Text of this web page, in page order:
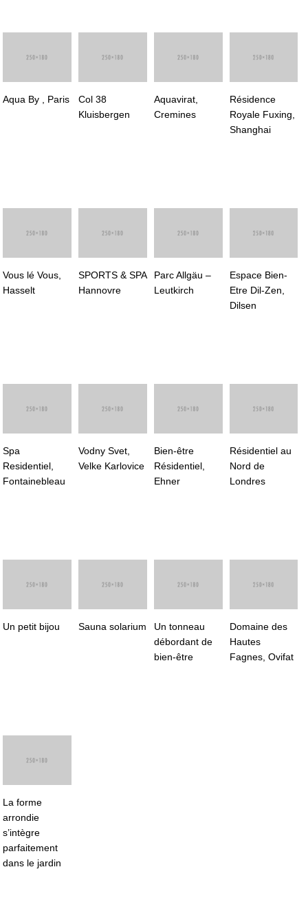
Aqua By , Paris
Col 38
Kluisbergen
Aquavirat,
Cremines
Résidence
Royale Fuxing,
Shanghai
Vous lé Vous,
Hasselt
SPORTS & SPA
Hannovre
Parc Allgäu –
Leutkirch
Espace Bien-
Etre Dil-Zen,
Dilsen
Spa
Residentiel,
Fontainebleau
Vodny Svet,
Velke Karlovice
Bien-être
Résidentiel,
Ehner
Résidentiel au
Nord de
Londres
Un petit bijou Sauna solarium
Un tonneau
débordant de
bien-être
Domaine des
Hautes
Fagnes, Ovifat
La forme
arrondie
s’intègre
parfaitement
dans le jardin